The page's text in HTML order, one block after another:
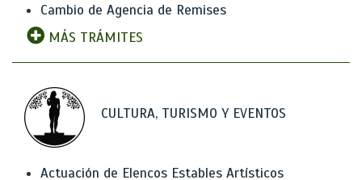
Cambio de Agencia de Remises
MÁS TRÁMITES
CULTURA, TURISMO Y EVENTOS
Actuación de Elencos Estables Artísticos